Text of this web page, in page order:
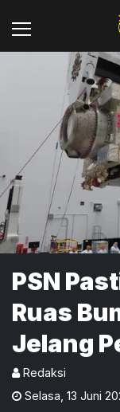
PSN
Ruas
Jelang
SATRIA
Redaksi
Selasa 13 Juni